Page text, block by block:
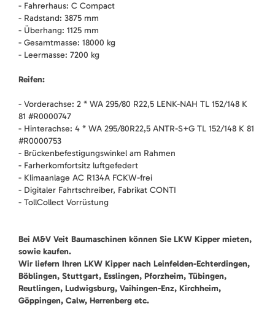
- Fahrerhaus: C Compact
- Radstand: 3875 mm
- Überhang: 1125 mm
- Gesamtmasse: 18000 kg
- Leermasse: 7200 kg
Reifen:
- Vorderachse: 2 * WA 295/80 R22,5 LENK-NAH TL 152/148 K
81 #R0000747
- Hinterachse: 4 * WA 295/80R22,5 ANTR-S+G TL 152/148 K 81
#R0000753
- Brückenbefestigungswinkel am Rahmen
- Farherkomfortsitz luftgefedert
- Klimaanlage AC R134A FCKW-frei
- Digitaler Fahrtschreiber, Fabrikat CONTI
- TollCollect Vorrüstung
Bei M&V Veit Baumaschinen können Sie LKW Kipper mieten,
sowie kaufen.
Wir liefern Ihren LKW Kipper nach Leinfelden-Echterdingen,
Böblingen, Stuttgart, Esslingen, Pforzheim, Tübingen,
Reutlingen, Ludwigsburg, Vaihingen-Enz, Kirchheim,
Göppingen, Calw, Herrenberg etc.